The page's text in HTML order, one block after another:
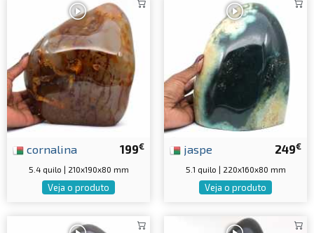
199€
cornalina
5.4 quilo | 210x190x80 mm
Veja o produto
249€
jaspe
5.1 quilo | 220x160x80 mm
Veja o produto